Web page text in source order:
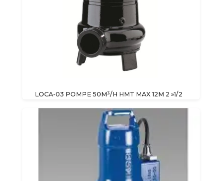
LOCA-03 POMPE 50M³/H HMT MAX 12M 2 »1/2